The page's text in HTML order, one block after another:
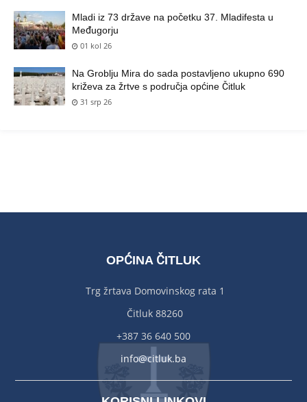
Mladi iz 73 države na početku 37. Mladifesta u
Međugorju
01 kol 26
Na Groblju Mira do sada postavljeno ukupno 690
križeva za žrtve s područja općine Čitluk
31 srp 26
OPĆINA ČITLUK
Trg žrtava Domovinskog rata 1
Čitluk 88260
+387 36 640 500
info@citluk.ba